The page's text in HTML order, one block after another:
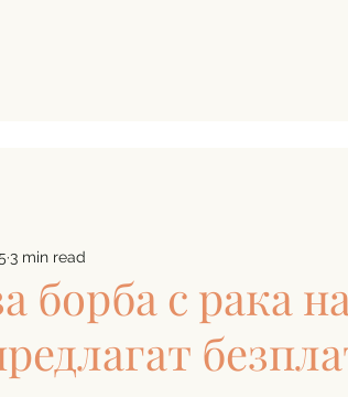
борба с рака
3 min read